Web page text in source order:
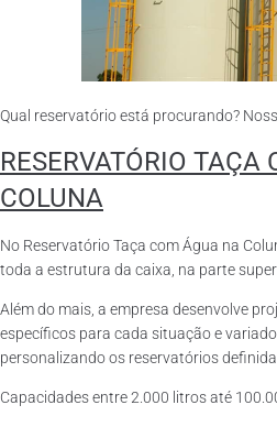
Qual reservatório está procurando?
RESERVATÓRIO TAÇA
COLUNA
No Reservatório Taça com Água na
toda a estrutura da caixa, na parte
Além do mais, a empresa desenvolve
específicos para cada situação e
personalizando os reservatórios
Capacidades entre 2.000 litros até